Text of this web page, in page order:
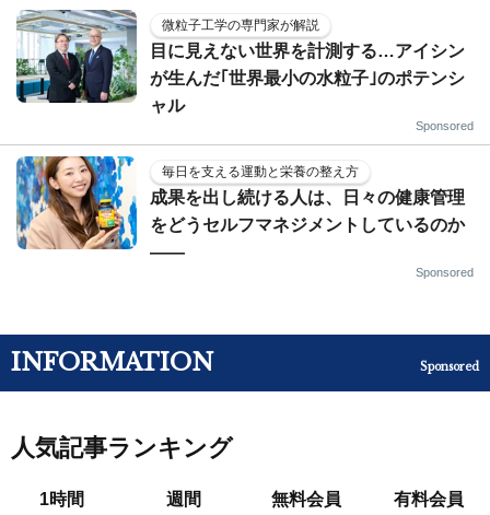
微粒子工学の専門家が解説
目に見えない世界を計測する…アイシン
が生んだ｢世界最小の水粒子｣のポテンシ
ャル
Sponsored
毎日を支える運動と栄養の整え方
成果を出し続ける人は、日々の健康管理
をどうセルフマネジメントしているのか
——
Sponsored
INFORMATION Sponsored
人気記事ランキング
1時間 週間 無料会員 有料会員